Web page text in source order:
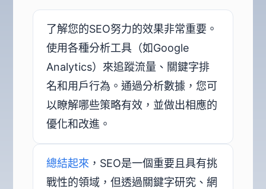
了解您的SEO努力的效果非常重要。
使用各種分析工具（如Google
Analytics）來追蹤流量、關鍵字排
名和用戶行為。通過分析數據，您可
以瞭解哪些策略有效，並做出相應的
優化和改進。
總結起來 ，SEO是一個重要且具有挑
戰性的領域，但透過關鍵字研究、網